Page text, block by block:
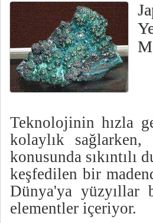
Teknolojinin hızla
kolaylık
konusunda sıkıntılı
keşfedilen bir
Dünya'ya yüzyıllar
elementler içeriyor.